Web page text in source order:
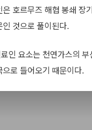
은 호르무즈 해협 봉쇄 장
인 것으로 풀이된다.
인 요소는 천연가스의
로 들어오기 때문이다.